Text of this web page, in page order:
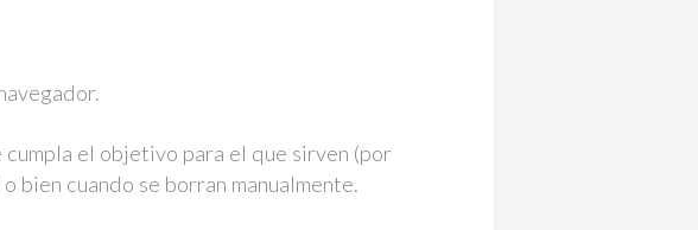
cumpla el objetivo para el que sirven (por
bien cuando se borran manualmente.